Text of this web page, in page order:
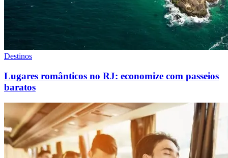
Destinos
Lugares românticos no RJ: economize com passeios
baratos